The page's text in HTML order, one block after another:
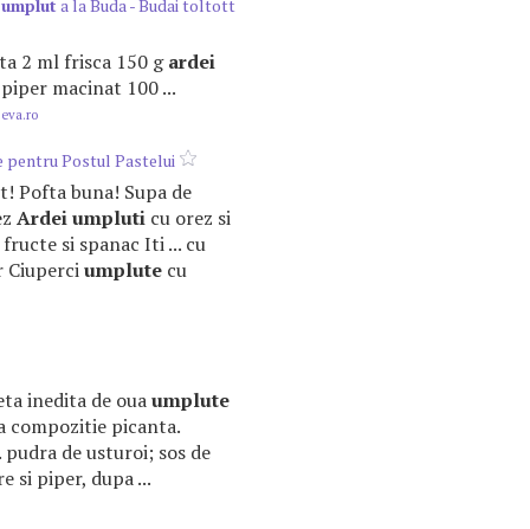
umplut a la Buda - Budai toltott
2 ml frisca 150 gardei
macinat 100 ...
pentru Postul Pastelui
Pofta buna! Supa de
Ardeiumpluti cu orez si
fructe si spanac Iti ... cu
Ciuperciumplute cu
inedita de ouaumplute
compozitie picanta.
de usturoi; sos de
si piper, dupa ...